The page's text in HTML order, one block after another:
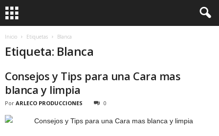
Inicio Etiquetas Blanca
Etiqueta: Blanca
Consejos y Tips para una Cara mas
blanca y limpia
Por ARLECO PRODUCCIONES 0